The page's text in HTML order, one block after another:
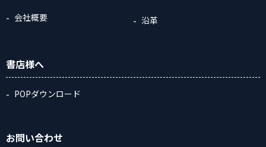
会社概要 沿革
書店様へ
POPダウンロード
お問い合わせ